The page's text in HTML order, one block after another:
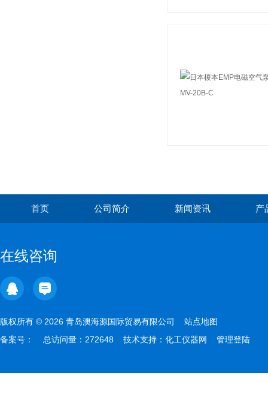
首页 公司简介 新闻资讯 产
在线咨询
版权所有 © 2026 青岛澳海源国际贸易有限公司 站点地图
备案号：
总访问量：272648 技术支持： 化工仪器网 管理登陆